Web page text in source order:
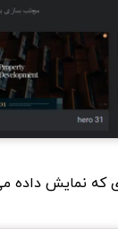
که نمایش داده